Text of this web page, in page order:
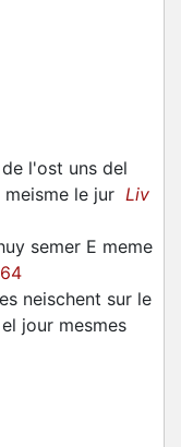
l'ost uns del
le jur Liv
semer E meme
neischent sur le
jour mesmes